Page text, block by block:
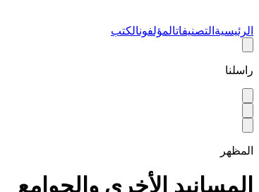
الرئيسية التصنيفاتالمؤلفونالكتب
راسلنا
المظهر
المسانيد الأخرى والجوامع